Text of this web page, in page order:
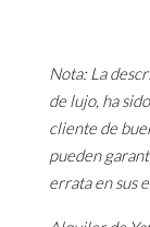
Nota: La
de lujo, ha
cliente de
pueden
errata en sus